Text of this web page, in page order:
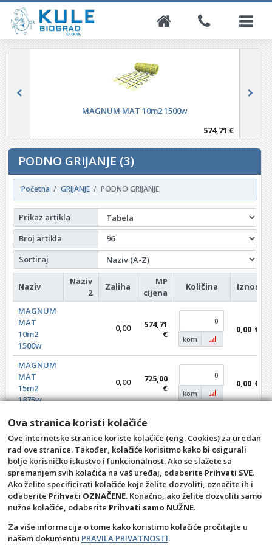
MAGNUM MAT 10m2 1500w
574,71 €
PODNO GRIJANJE (3)
Početna GRIJANJE PODNO GRIJANJE
Prikaz artikla
Broj artikla
Sortiraj
Naziv
Naziv
2
Zaliha
MP
cijena
Količina Iznos
MAGNUM
MAT
10m2
1500w
0,00
574,71
€
kom
0,00 €
MAGNUM
MAT
15m2
1875w
0,00
725,00
€
kom
0,00 €
MAGNUM
20m2
2500w
0,00
886,59
€
kom
0,00 €
Opći uvjeti
Pravila privatnosti
Raskid ugovora – povrat
Prigovor potrošača –
reklamacije
Kontakt
KULE BIOGRAD d.o.o.
Ova stranica koristi kolačiće
Ove internetske stranice koriste kolačiće (eng. Cookies) za uredan
rad ove stranice. Također, kolačiće korisitmo kako bi osigurali
bolje korisničko iskustvo i funkcionalnost. Ako se slažete sa
spremanjem svih kolačića na vaš uređaj, odaberite Prihvati SVE.
Ako želite specificirati kolačiće koje želite dozvoliti, označite ih i
odaberite Prihvati OZNAČENE. Konačno, ako želite dozvoliti samo
nužne kolačiće, odaberite Prihvati samo NUŽNE.
Za više informacija o tome kako koristimo kolačiće pročitajte u
našem dokumentu PRAVILA PRIVATNOSTI.